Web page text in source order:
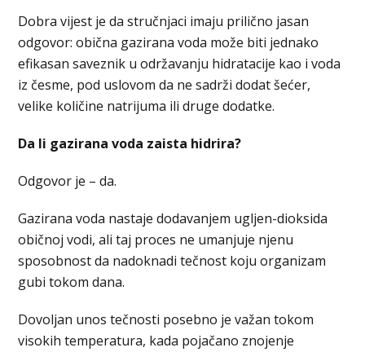
Dobra vijest je da stručnjaci imaju prilično jasan
odgovor: obična gazirana voda može biti jednako
efikasan saveznik u održavanju hidratacije kao i voda
iz česme, pod uslovom da ne sadrži dodat šećer,
velike količine natrijuma ili druge dodatke.
Da li gazirana voda zaista hidrira?
Odgovor je – da.
Gazirana voda nastaje dodavanjem ugljen-dioksida
običnoj vodi, ali taj proces ne umanjuje njenu
sposobnost da nadoknadi tečnost koju organizam
gubi tokom dana.
Dovoljan unos tečnosti posebno je važan tokom
visokih temperatura, kada pojačano znojenje